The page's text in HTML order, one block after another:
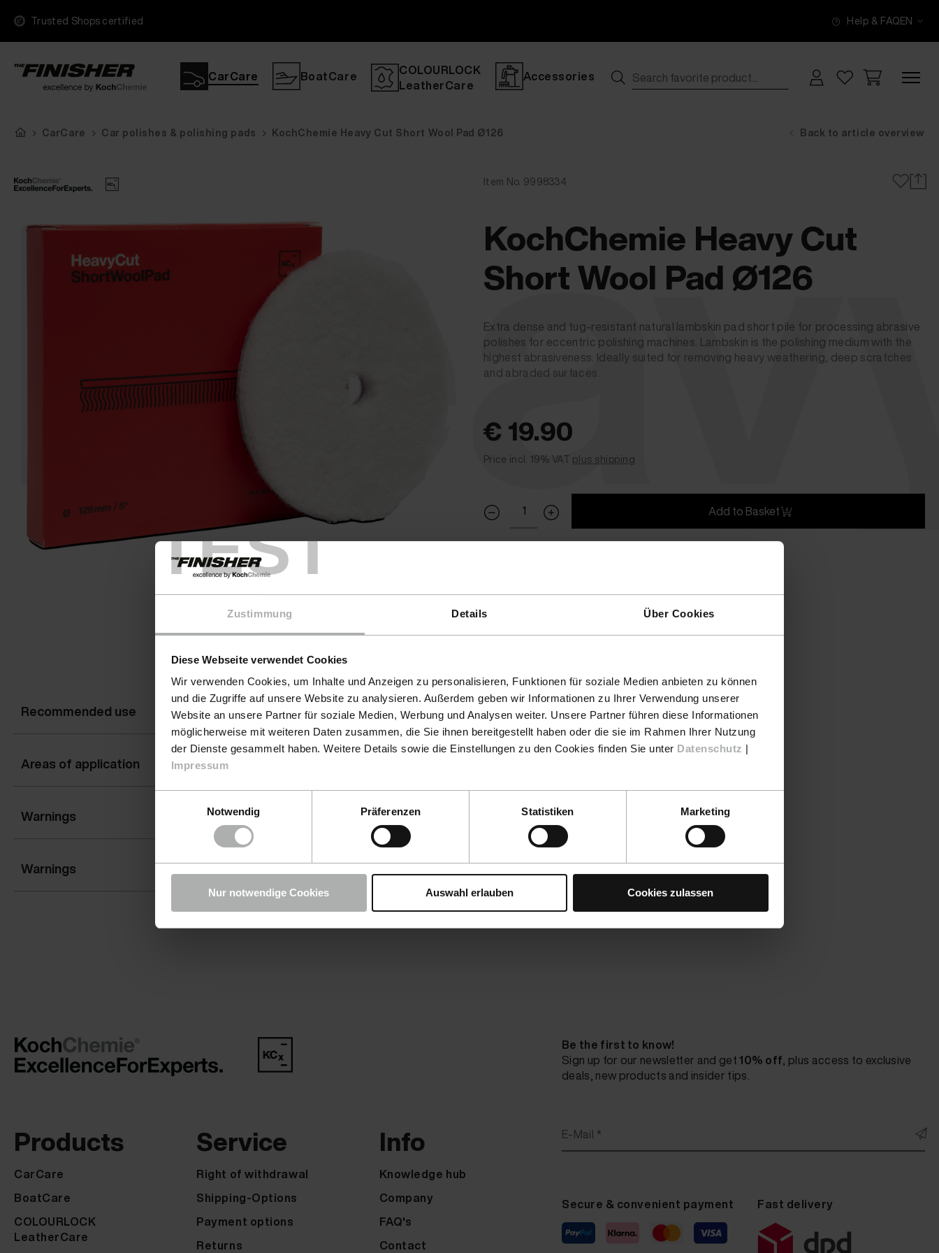
TEST
Zustimmung Details Über Cookies
Diese Webseite verwendet Cookies
Wir verwenden Cookies, um Inhalte und Anzeigen zu personalisieren, Funktionen für soziale Medien anbieten zu können
und die Zugriffe auf unsere Website zu analysieren. Außerdem geben wir Informationen zu Ihrer Verwendung unserer
Website an unsere Partner für soziale Medien, Werbung und Analysen weiter. Unsere Partner führen diese Informationen
möglicherweise mit weiteren Daten zusammen, die Sie ihnen bereitgestellt haben oder die sie im Rahmen Ihrer Nutzung
der Dienste gesammelt haben. Weitere Details sowie die Einstellungen zu den Cookies finden Sie unter Datenschutz |
Impressum
Notwendig
Präferenzen Statistiken Marketing
Nur notwendige Cookies Auswahl erlauben Cookies zulassen
Trusted Shops certified Help & FAQEN
CarCare BoatCare
COLOURLOCK
LeatherCare
Accessories
CarCare Car polishes & polishing pads KochChemie Heavy Cut Short Wool Pad Ø126 Back to article overview
Item No. 9998334
KochChemie Heavy Cut
Short Wool Pad Ø126
Extra dense and tug-resistant natural lambskin pad short pile for processing abrasive
polishes for eccentric polishing machines. Lambskin is the polishing medium with the
highest abrasiveness. Ideally suited for removing heavy weathering, deep scratches
and abraded surfaces.
€ 19.90
Price incl. 19% VAT plus shipping
Add to Basket
Recommended use
Areas of application
Warnings
Warnings
Products
CarCare
BoatCare
COLOURLOCK
LeatherCare
Service
Right of withdrawal
Shipping-Options
Payment options
Returns
Info
Knowledge hub
Company
FAQ's
Contact
Be the first to know!
Sign up for our newsletter and get10% off, plus access to exclusive
deals, new products and insider tips.
E-Mail *
Secure & convenient payment Fast delivery